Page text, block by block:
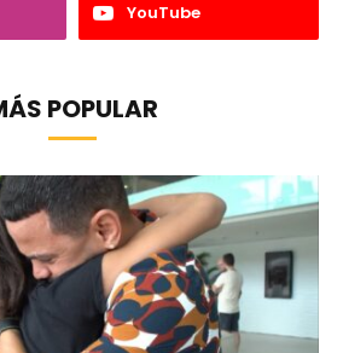
YouTube
POPULAR